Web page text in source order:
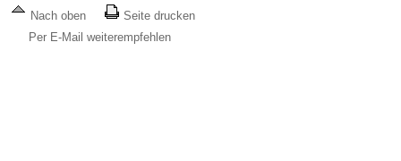
Nach oben
Seite drucken
Per E-Mail weiterempfehlen